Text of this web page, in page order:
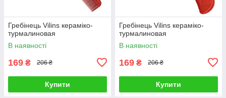
Гребінець Vilins кераміко-
турмалиновая
В наявності
169 ₴ 206 ₴
Купити
Гребінець Vilins кераміко-
турмалиновая
В наявності
169 ₴ 206 ₴
Купити